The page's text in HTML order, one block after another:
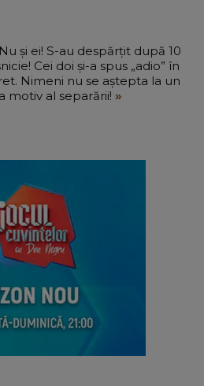
Cei doi și-a spus „adio” în
Nimeni nu se aștepta la un
motiv al separării!